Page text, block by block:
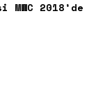
2018’de